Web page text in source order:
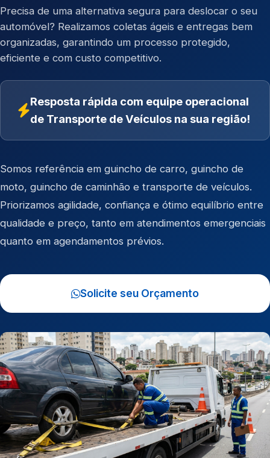
Precisa de uma alternativa segura para deslocar o seu
automóvel? Realizamos coletas ágeis e entregas bem
organizadas, garantindo um processo protegido,
eficiente e com custo competitivo.
Resposta rápida com equipe operacional
de Transporte de Veículos na sua região!
Somos referência em guincho de carro, guincho de
moto, guincho de caminhão e transporte de veículos.
Priorizamos agilidade, confiança e ótimo equilíbrio entre
qualidade e preço, tanto em atendimentos emergenciais
quanto em agendamentos prévios.
Solicite seu Orçamento